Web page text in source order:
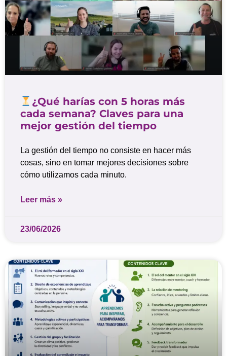
¿Qué harías con 5 horas más
cada semana? Claves para una
mejor gestión del tiempo
La gestión del tiempo no consiste en hacer más
cosas, sino en tomar mejores decisiones sobre
cómo utilizamos cada minuto.
Leer más »
23/06/2026